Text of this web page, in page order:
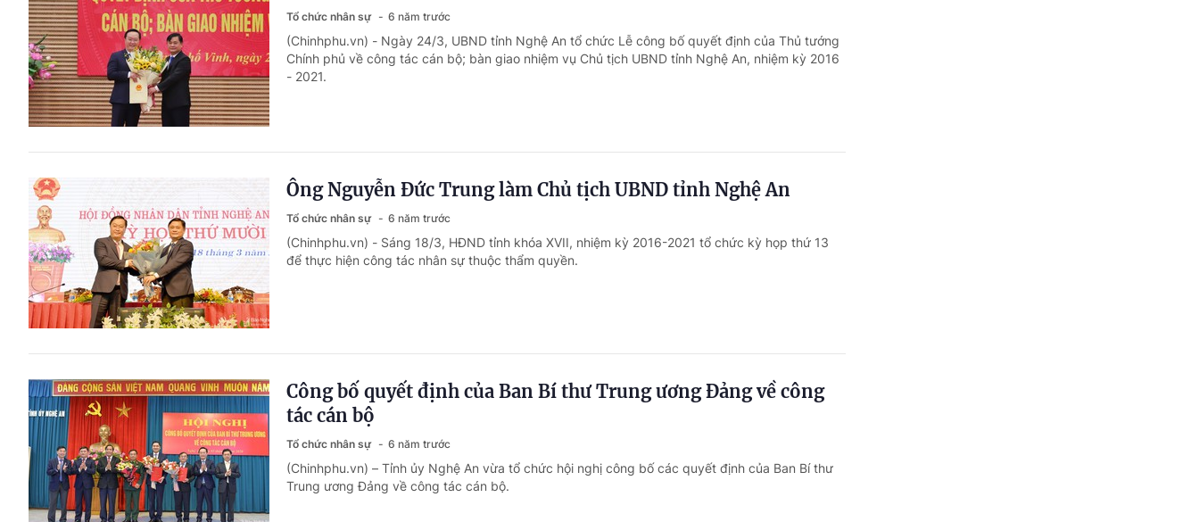
Tổ chức nhân sự 6 năm trước
(Chinhphu.vn) - Ngày 24/3, UBND tỉnh Nghệ An tổ chức Lễ công bố quyết định của Thủ tướng
Chính phủ về công tác cán bộ; bàn giao nhiệm vụ Chủ tịch UBND tỉnh Nghệ An, nhiệm kỳ 2016
- 2021.
Ông Nguyễn Đức Trung làm Chủ tịch UBND tỉnh Nghệ An
Tổ chức nhân sự 6 năm trước
(Chinhphu.vn) - Sáng 18/3, HĐND tỉnh khóa XVII, nhiệm kỳ 2016-2021 tổ chức kỳ họp thứ 13
để thực hiện công tác nhân sự thuộc thẩm quyền.
Công bố quyết định của Ban Bí thư Trung ương Đảng về công
tác cán bộ
Tổ chức nhân sự 6 năm trước
(Chinhphu.vn) – Tỉnh ủy Nghệ An vừa tổ chức hội nghị công bố các quyết định của Ban Bí thư
Trung ương Đảng về công tác cán bộ.